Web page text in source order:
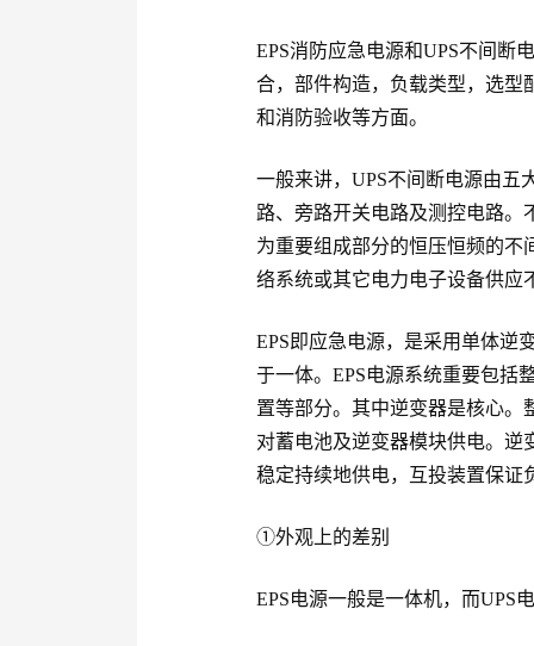
EPS消防应急电源和UPS不间断
合，部件构造，负载类型，选型
和消防验收等方面。
一般来讲，UPS不间断电源由五
路、旁路开关电路及测控电路。
为重要组成部分的恒压恒频的不
络系统或其它电力电子设备供应
EPS即应急电源，是采用单体逆
于一体。EPS电源系统重要包括
置等部分。其中逆变器是核心。
对蓄电池及逆变器模块供电。逆
稳定持续地供电，互投装置保证
①外观上的差别
EPS电源一般是一体机，而UPS